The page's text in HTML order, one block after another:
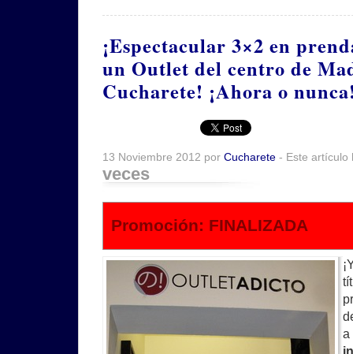
¡Espectacular 3×2 en
un Outlet del centro de
Cucharete! ¡Ahora o
13 Noviembre 2012 por Cucharete - Este
veces
Promoción: FINALIZADA
a